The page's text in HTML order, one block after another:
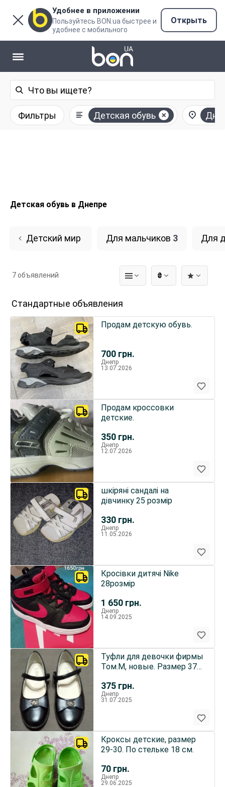
Удобнее в приложении
Пользуйтесь BON.ua быстрее и
удобнее с мобильного
Открыть
Фильтры Детская обувь
Детская обувь в Днепре
Детский мир Для мальчиков 3 Для
₴
7 объявлений
Стандартные объявления
700 грн.
Продам детскую обувь.
Днепр
13.07.2026
350 грн.
Продам кроссовки
детские.
Днепр
12.07.2026
330 грн.
шкіряні сандалі на
дівчинку 25 розмір
Днепр
11.05.2026
1 650 грн.
Кросівки дитячі Nike
28розмір
Днепр
14.09.2025
375 грн.
Туфли для девочки фирмы
Том.М, новые. Размер 37
Днепр
31.07.2025
70 грн.
Кроксы детские, размер
29-30. По стельке 18 см.
Днепр
29.06.2025